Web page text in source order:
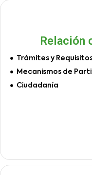
Relación
Trámites y
Mecanismos de
Ciudadanía